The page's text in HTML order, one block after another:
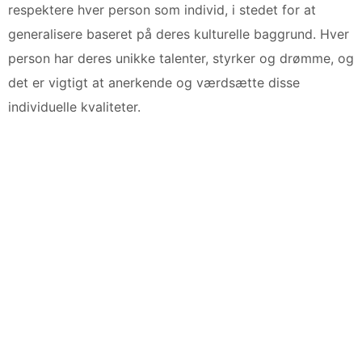
respektere hver person som individ, i stedet for at
generalisere baseret på deres kulturelle baggrund. Hver
person har deres unikke talenter, styrker og drømme, og
det er vigtigt at anerkende og værdsætte disse
individuelle kvaliteter.